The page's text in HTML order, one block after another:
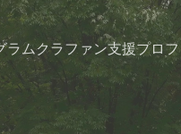
ラムクラファン支援プロ